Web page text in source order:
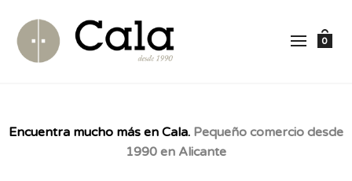
0
Encuentra mucho más en Cala. Pequeño comercio desde
1990 en Alicante